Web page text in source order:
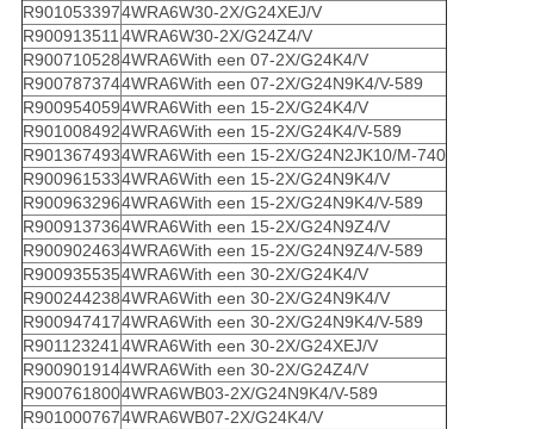
R9010533974WRA6W30-2X/G24XEJ/V
R9009135114WRA6W30-2X/G24Z4/V
R9007105284WRA6With een 07-2X/G24K4/V
R9007873744WRA6With een 07-2X/G24N9K4/V-589
R9009540594WRA6With een 15-2X/G24K4/V
R9010084924WRA6With een 15-2X/G24K4/V-589
R9013674934WRA6With een 15-2X/G24N2JK10/M-740
R9009615334WRA6With een 15-2X/G24N9K4/V
R9009632964WRA6With een 15-2X/G24N9K4/V-589
R9009137364WRA6With een 15-2X/G24N9Z4/V
R9009024634WRA6With een 15-2X/G24N9Z4/V-589
R9009355354WRA6With een 30-2X/G24K4/V
R9002442384WRA6With een 30-2X/G24N9K4/V
R9009474174WRA6With een 30-2X/G24N9K4/V-589
R9011232414WRA6With een 30-2X/G24XEJ/V
R9009019144WRA6With een 30-2X/G24Z4/V
R9007618004WRA6WB03-2X/G24N9K4/V-589
R9010007674WRA6WB07-2X/G24K4/V